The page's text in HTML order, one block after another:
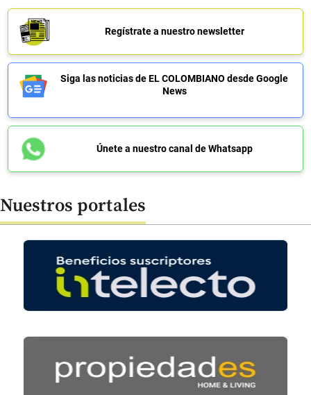
Regístrate a nuestro newsletter
Siga las noticias de EL COLOMBIANO desde Google
News
Únete a nuestro canal de Whatsapp
Nuestros portales